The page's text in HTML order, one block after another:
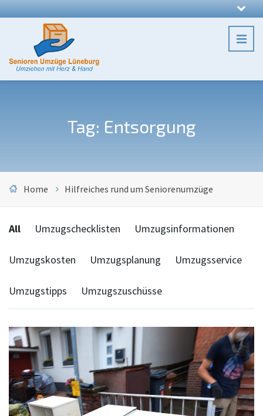
Tag: Entsorgung
Home Hilfreiches rund um Seniorenumzüge
All Umzugschecklisten Umzugsinformationen
Umzugskosten Umzugsplanung Umzugsservice
Umzugstipps Umzugszuschüsse